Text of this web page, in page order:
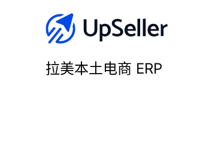
拉美本土电商 ERP